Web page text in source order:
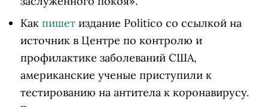
Как пишет издание Politico со ссылкой на
источник в Центре по контролю и
профилактике заболеваний США,
американские ученые приступили к
тестированию на антитела к коронавирусу.